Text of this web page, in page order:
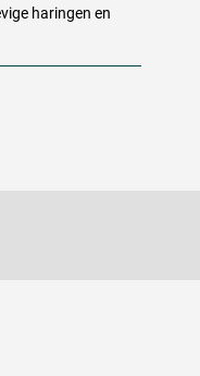
haringen en